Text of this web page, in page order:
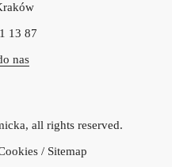
13 87
nas
all rights reserved.
/ Sitemap